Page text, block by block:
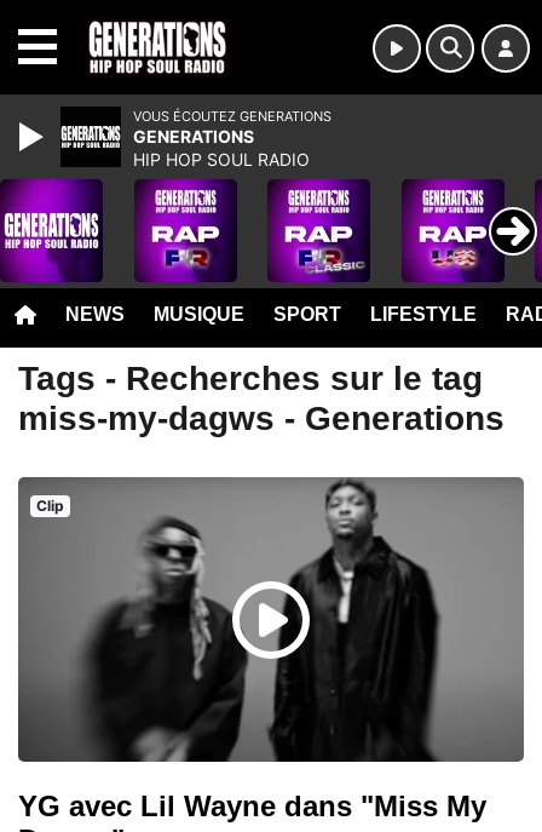
NEWS MUSIQUE SPORT LIFESTYLE
Tags - Recherches sur le tag
miss-my-dagws - Generations
Clip
YG avec Lil Wayne dans "Miss My
VOUS ÉCOUTEZ GENERATIONS
GENERATIONS
HIP HOP SOUL RADIO